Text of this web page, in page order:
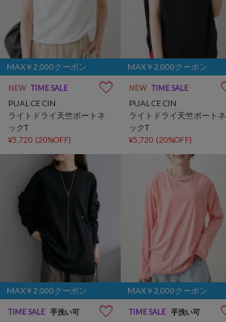
MAX￥2,000クーポン
NEW TIME SALE
PUAL CE CIN
ライトドライ天竺ボートネ
ックT
¥5,720 (20%OFF)
MAX￥2,000クーポン
NEW TIME SALE
PUAL CE CIN
ライトドライ天竺ボートネ
ックT
¥5,720 (20%OFF)
MAX￥2,000クーポン
TIME SALE 手洗い可
MAX￥2,000クーポン
TIME SALE 手洗い可